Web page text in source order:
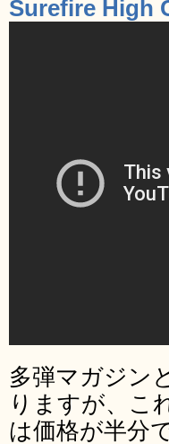
Surefire High
多弾マガジン
りますが、こ
は価格が半分